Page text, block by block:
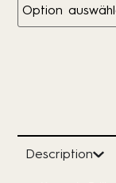
Description